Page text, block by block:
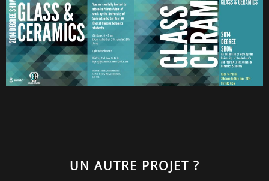
UN AUTRE PROJET ?